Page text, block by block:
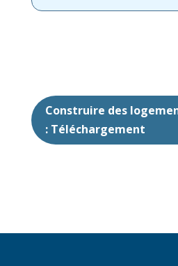
Construire des
: Téléchargement